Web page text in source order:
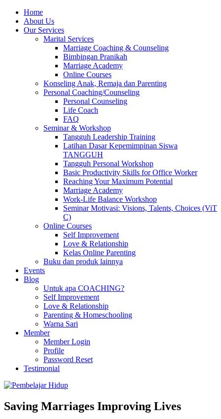
Skip
content
Home
About Us
Our Services
Marital Services
Marriage Coaching & Counseling
Bimbingan Pranikah
Marriage Academy
Online Courses
Konseling Anak, Remaja dan Parenting
Personal Coaching/Counseling
Personal Counseling
Life Coach
FAQ
Seminar & Workshop
Tangguh Leadership Training
Latihan Dasar Kepemimpinan Siswa
TANGGUH
Tangguh Personal Workshop
Basic Productivity Skills for Office Worker
Reaching Your Maximum Potential
Marriage Academy
Work-Life Balance Workshop
Seminar Motivasi: Visions, Talents, Choices (ViT
C)
Online Courses
Self Improvement
Love & Relationship
Kelas Online Parenting
Buku dan produk lainnya
Events
Blog
Untuk apa COACHING?
Self Improvement
Love & Relationship
Parenting & Homeschooling
Warna Sari
Member
Member Login
Profile
Password Reset
Testimonial
Saving Marriages Improving Lives